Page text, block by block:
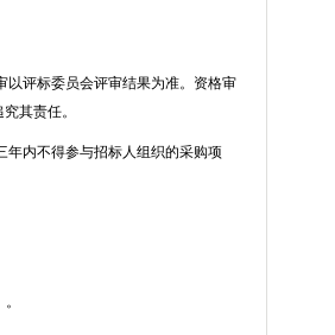
以评标委员会评审结果为准。资格审
其责任。
年内不得参与招标人组织的采购项